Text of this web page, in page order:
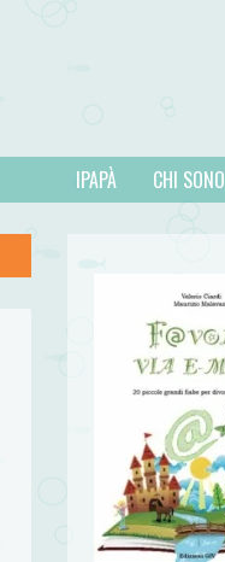
CHI SONO
IPAPÀ